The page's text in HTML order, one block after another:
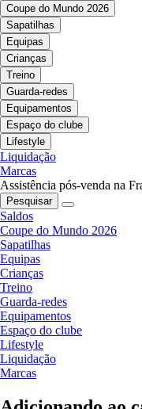
Coupe do Mundo 2026
Sapatilhas
Equipas
Crianças
Treino
Guarda-redes
Equipamentos
Espaço do clube
Lifestyle
Liquidação
Marcas
Assistência pós-venda na
Pesquisar
Saldos
Coupe do Mundo 2026
Sapatilhas
Equipas
Crianças
Treino
Guarda-redes
Equipamentos
Espaço do clube
Lifestyle
Liquidação
Marcas